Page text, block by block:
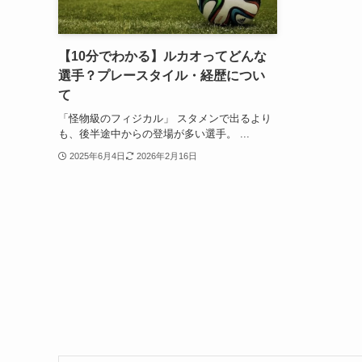
【10分でわかる】ルカオってどんな
選手？プレースタイル・経歴につい
て
「怪物級のフィジカル」 スタメンで出るより
も、後半途中からの登場が多い選手。 ...
2025年6月4日 2026年2月16日